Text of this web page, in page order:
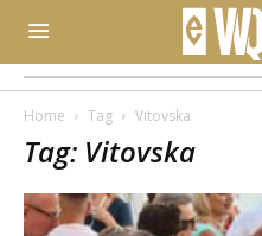
Home Tag Vitovska
Tag: Vitovska